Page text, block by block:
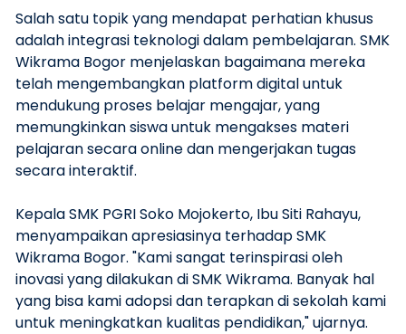
Salah satu topik yang mendapat perhatian khusus
adalah integrasi teknologi dalam pembelajaran. SMK
Wikrama Bogor menjelaskan bagaimana mereka
telah mengembangkan platform digital untuk
mendukung proses belajar mengajar, yang
memungkinkan siswa untuk mengakses materi
pelajaran secara online dan mengerjakan tugas
secara interaktif.
Kepala SMK PGRI Soko Mojokerto, Ibu Siti Rahayu,
menyampaikan apresiasinya terhadap SMK
Wikrama Bogor. "Kami sangat terinspirasi oleh
inovasi yang dilakukan di SMK Wikrama. Banyak hal
yang bisa kami adopsi dan terapkan di sekolah kami
untuk meningkatkan kualitas pendidikan," ujarnya.